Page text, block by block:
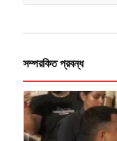
সম্পরকিত প্রবন্ধ